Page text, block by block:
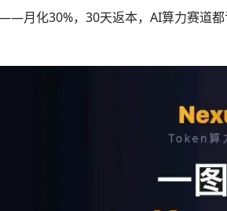
月化30%，30天返本，AI算力赛道